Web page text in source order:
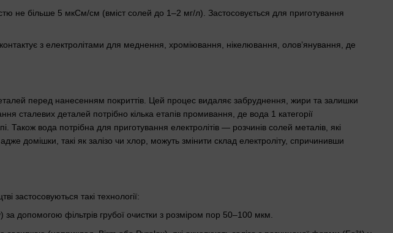
не більше 5 мкСм/см (вміст солей до 1–2 мг/л). Застосовується для приготування
з електролітами для меднення, хроміювання, нікелювання, олов’янування, де
перед нанесенням покриттів. Цей процес видаляє забруднення, жири та залишки
сталевих деталей потрібно кілька етапів промивання, де вода 1 категорії
Також вода потрібна для приготування електролітів — розчинів солей металів, які
домішки, такі як залізо чи хлор, можуть змінити склад електроліту, спричинивши
застосовуються такі технології:
за допомогою фільтрів грубої очистки з розміром пор 50–100 мкм.